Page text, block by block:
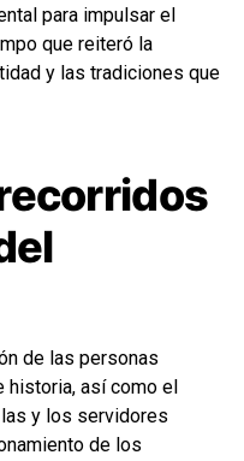
para impulsar el
que reiteró la
y las tradiciones que
de las personas
historia, así como el
y los servidores
de los